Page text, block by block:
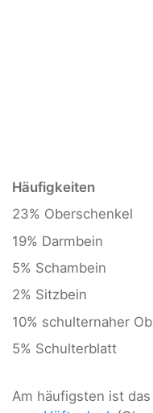
Häufigkeiten
23% Oberschenkel
19% Darmbein
5% Schambein
2% Sitzbein
10% schulternaher
5% Schulterblatt
Am häufigsten ist